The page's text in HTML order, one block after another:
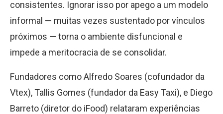
consistentes. Ignorar isso por apego a um modelo
informal — muitas vezes sustentado por vínculos
próximos — torna o ambiente disfuncional e
impede a meritocracia de se consolidar.
Fundadores como Alfredo Soares (cofundador da
Vtex), Tallis Gomes (fundador da Easy Taxi), e Diego
Barreto (diretor do iFood) relataram experiências